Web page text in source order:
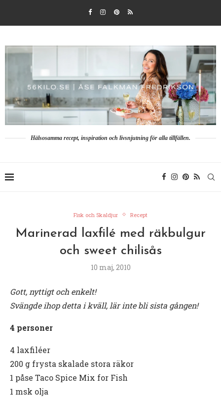
Hälsosamma recept, inspiration och livsnjutning för alla tillfällen.
Fisk och Skaldjur Recept
Marinerad laxfilé med räkbulgur
och sweet chilisås
10 maj, 2010
Gott, nyttigt och enkelt!
Svängde ihop detta i kväll, lär inte bli sista gången!
4 personer
4 laxfiléer
200 g frysta skalade stora räkor
1 påse Taco Spice Mix for Fish
1 msk olja